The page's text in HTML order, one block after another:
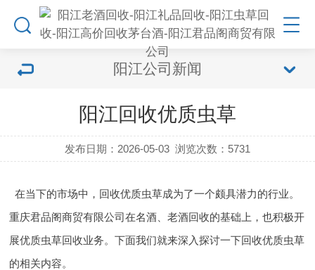
阳江公司新闻
阳江回收优质虫草
发布日期：2026-05-03 浏览次数： 5731
在当下的市场中，回收优质虫草成为了一个颇具潜力的行业。
重庆君品阁商贸有限公司在名酒、老酒回收的基础上，也积极开
展优质虫草回收业务。下面我们就来深入探讨一下回收优质虫草
的相关内容。